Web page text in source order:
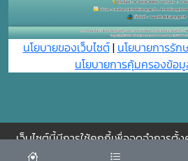
นโยบายของเว็บไซต์| นโยบายการรั
นโยบายการคุ้มครองข้อ
เว็บไซต์นี้มีการใช้คุกกี้เพื่อจดจำการตั้
ประสบการณ์การใช้งานของคุณใ